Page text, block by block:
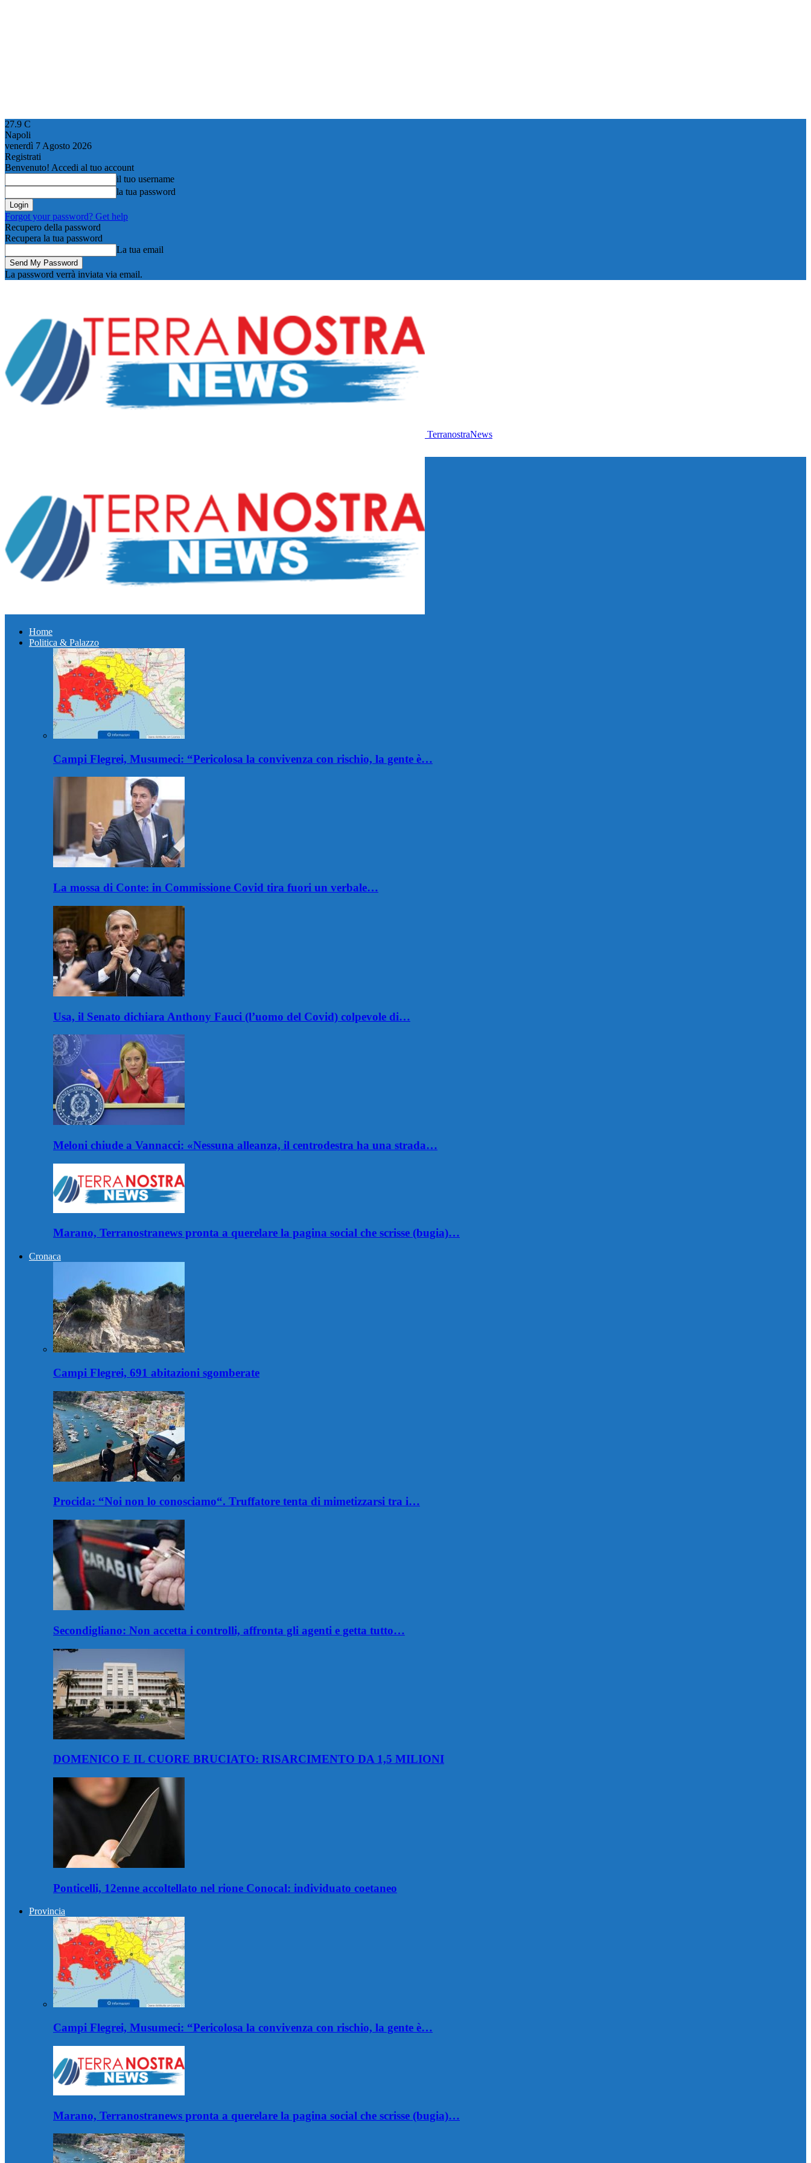
27.9 C
Napoli
venerdì 7 Agosto 2026
Registrati
Benvenuto! Accedi al tuo account
il tuo username
la tua password
Forgot your password? Get help
Recupero della password
Recupera la tua password
La tua email
La password verrà inviata via email.
TerranostraNews
Home
Politica & Palazzo
Campi Flegrei, Musumeci: “Pericolosa la convivenza con rischio, la gente è…
La mossa di Conte: in Commissione Covid tira fuori un verbale…
Usa, il Senato dichiara Anthony Fauci (l’uomo del Covid) colpevole di…
Meloni chiude a Vannacci: «Nessuna alleanza, il centrodestra ha una strada…
Marano, Terranostranews pronta a querelare la pagina social che scrisse (bugia)…
Cronaca
Campi Flegrei, 691 abitazioni sgomberate
Procida: “Noi non lo conosciamo“. Truffatore tenta di mimetizzarsi tra i…
Secondigliano: Non accetta i controlli, affronta gli agenti e getta tutto…
DOMENICO E IL CUORE BRUCIATO: RISARCIMENTO DA 1,5 MILIONI
Ponticelli, 12enne accoltellato nel rione Conocal: individuato coetaneo
Provincia
Campi Flegrei, Musumeci: “Pericolosa la convivenza con rischio, la gente è…
Marano, Terranostranews pronta a querelare la pagina social che scrisse (bugia)…